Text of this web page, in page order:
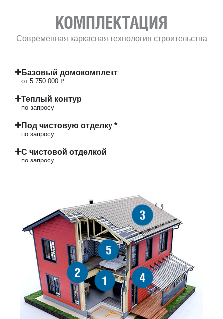
КОМПЛЕКТАЦИЯ
Современная каркасная технология строительства
Базовый домокомплект
от 5 750 000 ₽
Теплый контур
по запросу
Под чистовую отделку *
по запросу
С чистовой отделкой
по запросу
1
2
3
4
5